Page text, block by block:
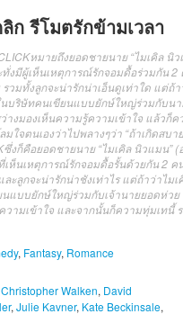
ก รีโมตรักข้ามเวลา
หมายถึงยอดชายนาย “ไมเคิล นิว
ทั่งมีผู้เห็นเหตุการณ์รักจอมดื้อร่วมกัน2
รวมทั้งลูกจะน่ารักน่าเอ็นดูเท่าใด แต่ถ้า
บริษัทคนเขียนแบบยักษ์ใหญ่ร่วมกับน
างมองเห็นความรู้ความเข้าใจ แล้วก็ค
มใจตนเองว่าไปพลางๆว่า “ถ้าเกิดสบาย
ซึ่งก็คือยอดชายนาย “ไมเคิล นิวแมน” (
เห็นเหตุการณ์รักจอมดื้อรั้นด้วยกัน2 ค
ละลูกจะน่ารักน่าชังเท่าไร แต่ถ้าว่าไมเ
นแบบยักษ์ใหญ่ร่วมกับเจ้านายยอดห่วย
วามเข้าใจ และจากนั้นก็ความทุ่มเทนี้
, Fantasy, Romance
Christopher Walken, David
, Julie Kavner, Kate Beckinsale,